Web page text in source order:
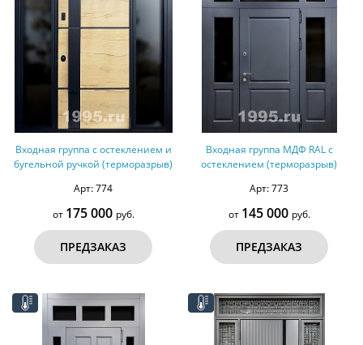
Входная группа с остеклением и
бугельной ручкой (терморазрыв)
Арт: 774
от 175 000 руб.
ПРЕДЗАКАЗ
Входная группа МДФ RAL с
остеклением (терморазрыв)
Арт: 773
от 145 000 руб.
ПРЕДЗАКАЗ